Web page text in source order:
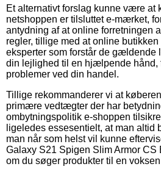
Et alternativt forslag kunne være at
netshoppen er tilsluttet e-mærket,
antydning af at online forretningen
regler, tillige med at online
eksperter som forstår de gældende
din lejlighed til en hjælpende hånd,
problemer ved din handel.
Tillige rekommanderer vi at
primære vedtægter der har
ombytningspolitik e-shoppen
ligeledes essesentielt, at man altid
man når som helst vil kunne
Galaxy S21 Spigen Slim Armor CS
om du søger produkter til en